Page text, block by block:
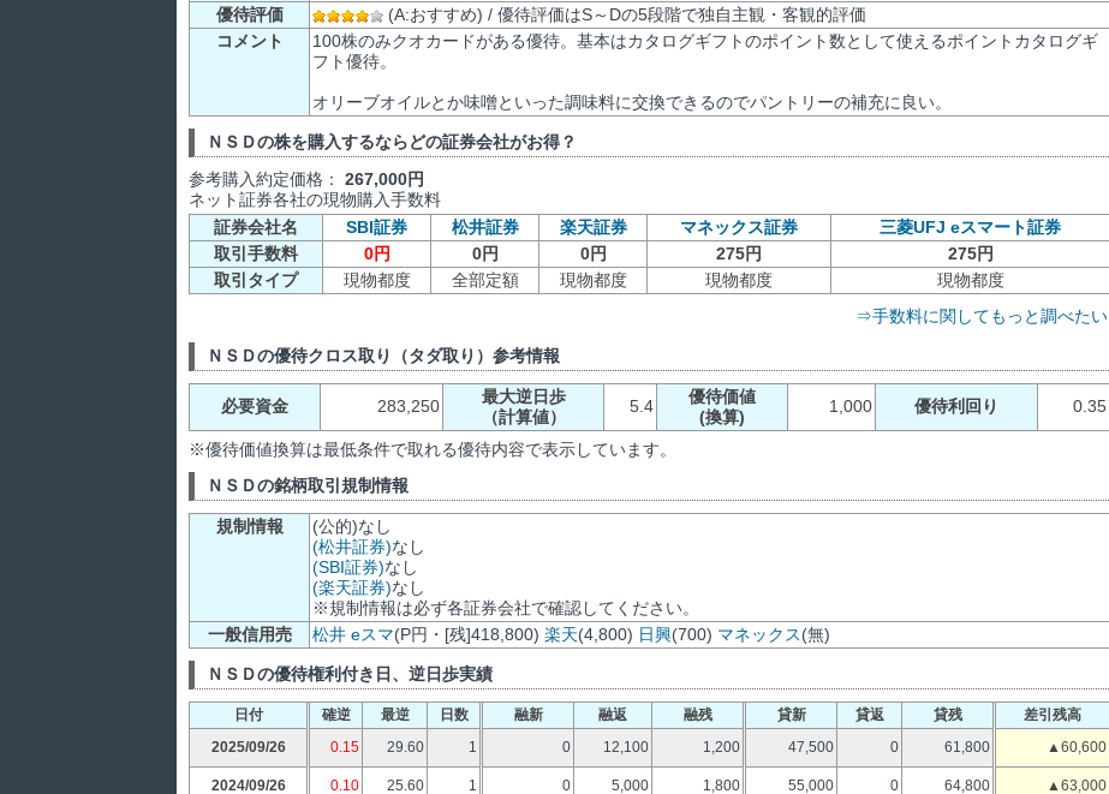
優待評価
(A:おすすめ) / 優待評価はS～Dの5段階で独自主観・客観的評価
コメント
100株のみクオカードがある優待。基本はカタログギフトのポイント数として使えるポイントカタログギ
フト優待。
オリーブオイルとか味噌といった調味料に交換できるのでパントリーの補充に良い。
ＮＳＤの株を購入するならどの証券会社がお得？
参考購入約定価格： 267,000円
ネット証券各社の現物購入手数料
証券会社名
SBI証券 松井証券 楽天証券 マネックス証券
三菱UFJ eスマート証券
取引手数料
0円 0円 0円 275円
275円
取引タイプ
現物都度 全部定額 現物都度 現物都度
現物都度
⇒手数料に関してもっと調べたい
ＮＳＤの優待クロス取り（タダ取り）参考情報
必要資金 283,250
最大逆日歩
（計算値）
5.4
優待価値
(換算)
1,000 優待利回り 0.35
※優待価値換算は最低条件で取れる優待内容で表示しています。
ＮＳＤの銘柄取引規制情報
規制情報
(公的)なし
(松井証券)なし
(SBI証券)なし
(楽天証券)なし
※規制情報は必ず各証券会社で確認してください。
一般信用売
松井 eスマ(P円・[残]418,800) 楽天(4,800) 日興(700) マネックス(無)
ＮＳＤの優待権利付き日、逆日歩実績
日付 確逆 最逆 日数 融新 融返 融残 貸新 貸返 貸残 差引残高
2025/09/26 0.15 29.60 1 0 12,100 1,200 47,500 0 61,800 ▲60,600
2024/09/26 0.10 25.60 1 0 5,000 1,800 55,000 0 64,800 ▲63,000